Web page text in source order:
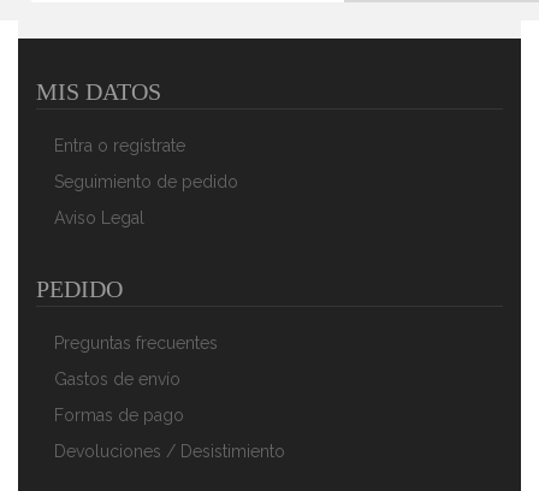
MIS DATOS
Entra o regístrate
Seguimiento de pedido
Aviso Legal
PEDIDO
Preguntas frecuentes
Gastos de envío
Formas de pago
Devoluciones / Desistimiento